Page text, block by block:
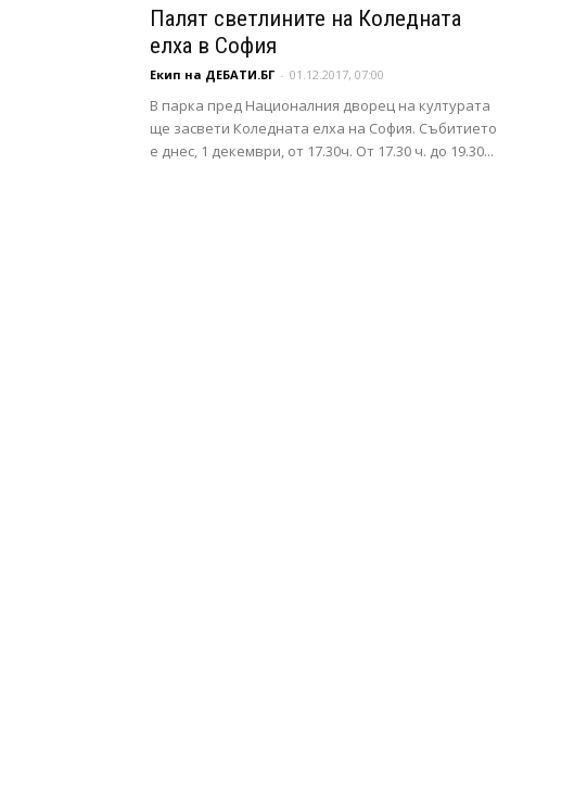
Палят светлините на Коледната
елха в София
Екип на ДЕБАТИ.БГ - 01.12.2017, 07:00
В парка пред Националния дворец на културата
ще засвети Коледната елха на София. Събитието
е днес, 1 декември, от 17.30ч. От 17.30 ч. до 19.30...